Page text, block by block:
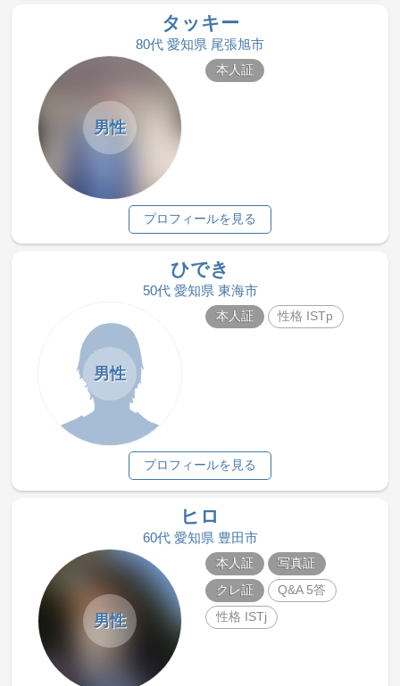
タッキー
80代 愛知県 尾張旭市
男性
本人証
プロフィールを見る
ひでき
50代 愛知県 東海市
男性
本人証 性格 ISTp
プロフィールを見る
ヒロ
60代 愛知県 豊田市
男性
本人証
写真証
クレ証
Q&A 5答
性格 ISTj